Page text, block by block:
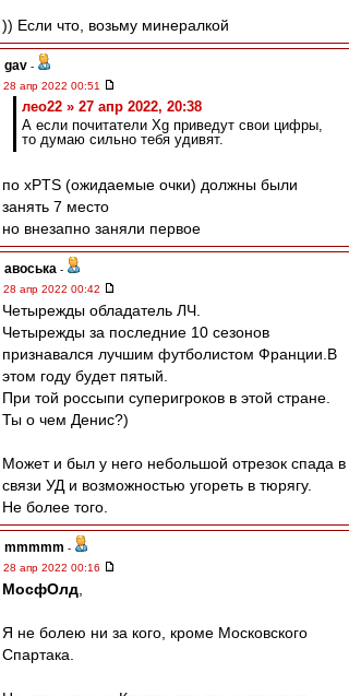
)) Если что, возьму минералкой
gav -
28 апр 2022 00:51
лео22 » 27 апр 2022, 20:38
А если почитатели Xg приведут свои цифры,
то думаю сильно тебя удивят.
по xPTS (ожидаемые очки) должны были
занять 7 место
но внезапно заняли первое
авоська -
28 апр 2022 00:42
Четырежды обладатель ЛЧ.
Четырежды за последние 10 сезонов
признавался лучшим футболистом Франции.В
этом году будет пятый.
При той россыпи суперигроков в этой стране.
Ты о чем Денис?)
Может и был у него небольшой отрезок спада в
связи УД и возможностью угореть в тюрягу.
Не более того.
mmmmm -
28 апр 2022 00:16
МосфОлд
Я не болею ни за кого, кроме Московского
Спартака.